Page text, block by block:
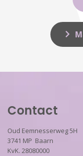
Contact
Oud Eemnesserweg 5H
3741 MP Baarn
KvK. 28080000